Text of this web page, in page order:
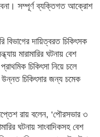
সম্পূর্ণ ব্যক্তিগত আক্রোশ
বিভাগের দায়িত্বরত চিকিৎসক
মারামারির ঘটনায় বেশ
চিকিৎসা নিয়ে চলে
চিকিৎসার জন্য চমেক
রায় বলেন, ‘পৌরসভার ৩
ঘটনায় সাংবাদিকসহ বেশ